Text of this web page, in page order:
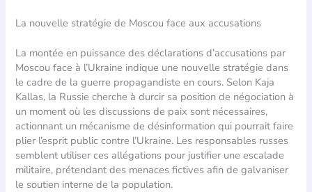
La nouvelle stratégie de Moscou face aux accusations
La montée en puissance des déclarations d’accusations par
Moscou face à l’Ukraine indique une nouvelle stratégie dans
le cadre de la guerre propagandiste en cours. Selon Kaja
Kallas, la Russie cherche à durcir sa position de négociation à
un moment où les discussions de paix sont nécessaires,
actionnant un mécanisme de désinformation qui pourrait faire
plier l’esprit public contre l’Ukraine. Les responsables russes
semblent utiliser ces allégations pour justifier une escalade
militaire, prétendant des menaces fictives afin de galvaniser
le soutien interne de la population.